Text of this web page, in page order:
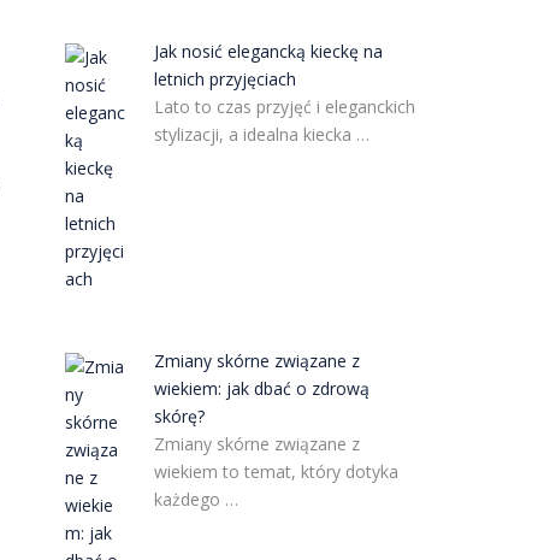
Jak nosić elegancką kieckę na
letnich przyjęciach
Lato to czas przyjęć i eleganckich
stylizacji, a idealna kiecka …
Zmiany skórne związane z
wiekiem: jak dbać o zdrową
skórę?
Zmiany skórne związane z
wiekiem to temat, który dotyka
każdego …